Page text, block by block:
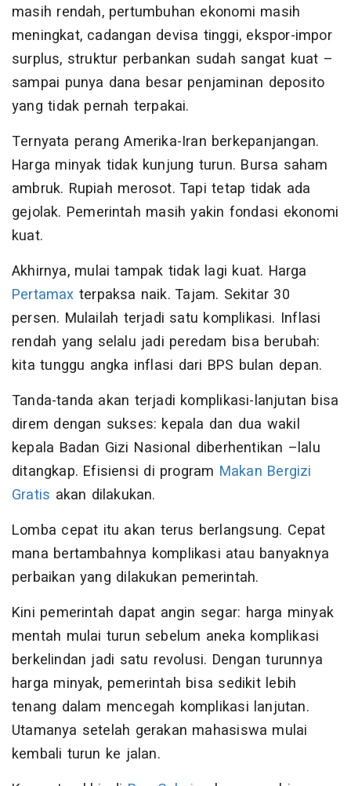
masih rendah, pertumbuhan ekonomi masih
meningkat, cadangan devisa tinggi, ekspor-impor
surplus, struktur perbankan sudah sangat kuat –
sampai punya dana besar penjaminan deposito
yang tidak pernah terpakai.
Ternyata perang Amerika-Iran berkepanjangan.
Harga minyak tidak kunjung turun. Bursa saham
ambruk. Rupiah merosot. Tapi tetap tidak ada
gejolak. Pemerintah masih yakin fondasi ekonomi
kuat.
Akhirnya, mulai tampak tidak lagi kuat. Harga
Pertamax terpaksa naik. Tajam. Sekitar 30
persen. Mulailah terjadi satu komplikasi. Inflasi
rendah yang selalu jadi peredam bisa berubah:
kita tunggu angka inflasi dari BPS bulan depan.
Tanda-tanda akan terjadi komplikasi-lanjutan bisa
direm dengan sukses: kepala dan dua wakil
kepala Badan Gizi Nasional diberhentikan –lalu
ditangkap. Efisiensi di program Makan Bergizi
Gratis akan dilakukan.
Lomba cepat itu akan terus berlangsung. Cepat
mana bertambahnya komplikasi atau banyaknya
perbaikan yang dilakukan pemerintah.
Kini pemerintah dapat angin segar: harga minyak
mentah mulai turun sebelum aneka komplikasi
berkelindan jadi satu revolusi. Dengan turunnya
harga minyak, pemerintah bisa sedikit lebih
tenang dalam mencegah komplikasi lanjutan.
Utamanya setelah gerakan mahasiswa mulai
kembali turun ke jalan.